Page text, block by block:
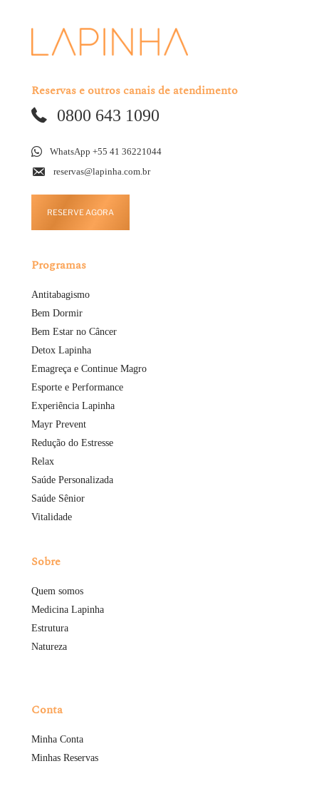
Reservas e outros canais de atendimento
0800 643 1090
WhatsApp +55 41 36221044
reservas@lapinha.com.br
RESERVE AGORA
Programas
Antitabagismo
Bem Dormir
Bem Estar no Câncer
Detox Lapinha
Emagreça e Continue Magro
Esporte e Performance
Experiência Lapinha
Mayr Prevent
Redução do Estresse
Relax
Saúde Personalizada
Saúde Sênior
Vitalidade
Sobre
Quem somos
Medicina Lapinha
Estrutura
Natureza
Conta
Minha Conta
Minhas Reservas